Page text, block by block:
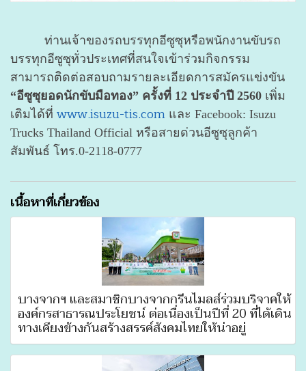
ท่านเจ้าของรถบรรทุกอีซูซุหรือพนักงานขับรถ
บรรทุกอีซูซุทั่วประเทศที่สนใจเข้าร่วมกิจกรรม
สามารถติดต่อสอบถามรายละเอียดการสมัครแข่งขัน
“อีซูซุยอดนักขับมือทอง” ครั้งที่ 12 ประจำปี 2560 เพิ่ม
เติมได้ที่ www.isuzu-tis.com และ Facebook: Isuzu
Trucks Thailand Official หรือสายด่วนอีซูซุลูกค้า
สัมพันธ์ โทร.0-2118-0777
เนื้อหาที่เกี่ยวข้อง
บางจากฯ และสมาชิกบางจากกรีนไมลส์ร่วมบริจาคให้
องค์กรสาธารณประโยชน์ ต่อเนื่องเป็นปีที่ 20 ที่ได้เดิน
ทางเคียงข้างกันสร้างสรรค์สังคมไทยให้น่าอยู่